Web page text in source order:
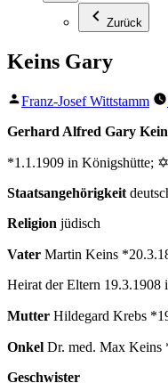
Zurück
Keins Gary
Veröffentlicht
Franz-Josef Wittstamm
Gerhard Alfred Gary
*1.1.1909 in Königshütte;
Staatsangehörigkeit
Religion jüdisch
Vater Martin Keins
Heirat der Eltern 19.3.1908
Mutter Hildegard Krebs
Onkel Dr. med. Max Keins
Geschwister